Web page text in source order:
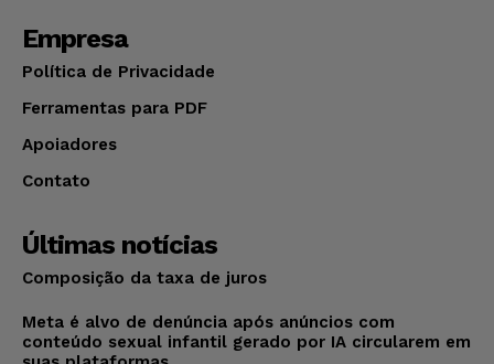
Empresa
Política de Privacidade
Ferramentas para PDF
Apoiadores
Contato
Últimas notícias
Composição da taxa de juros
Meta é alvo de denúncia após anúncios com
conteúdo sexual infantil gerado por IA circularem em